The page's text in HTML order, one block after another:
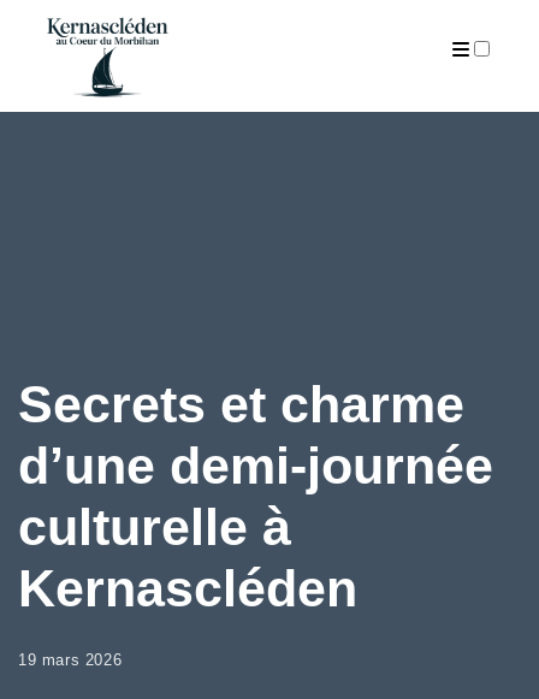
Secrets et charme
d’une demi-journée
culturelle à
Kernascléden
19 mars 2026